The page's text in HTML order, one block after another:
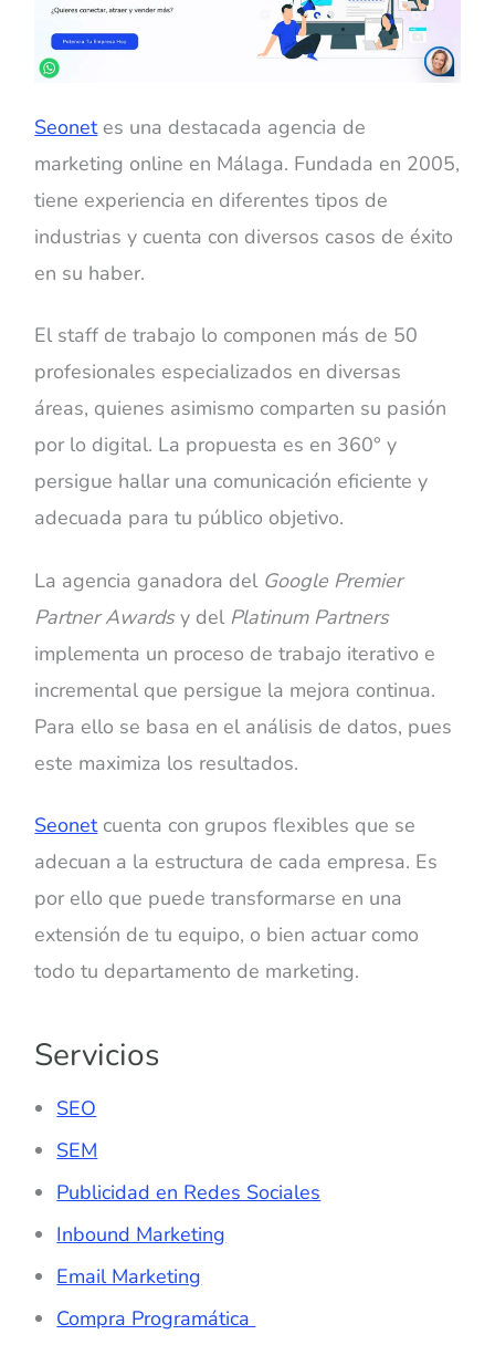
Seonetes una destacada agencia de
marketing online en Málaga. Fundada en 2005,
tiene experiencia en diferentes tipos de
industrias y cuenta con diversos casos de éxito
en su haber.
El staff de trabajo lo componen más de 50
profesionales especializados en diversas
áreas, quienes asimismo comparten su pasión
por lo digital. La propuesta es en 360° y
persigue hallar una comunicación eficiente y
adecuada para tu público objetivo.
La agencia ganadora del Google Premier
Partner Awardsy del Platinum Partners
implementa un proceso de trabajo iterativo e
incremental que persigue la mejora continua.
Para ello se basa en el análisis de datos, pues
este maximiza los resultados.
Seonetcuenta con grupos flexibles que se
adecuan a la estructura de cada empresa. Es
por ello que puede transformarse en una
extensión de tu equipo, o bien actuar como
todo tu departamento de marketing.
Servicios
SEO
SEM
Publicidad en Redes Sociales
Inbound Marketing
Email Marketing
Compra Programática